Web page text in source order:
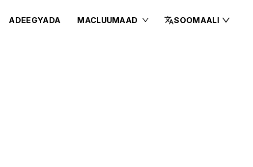
ADEEGYADA MACLUUMAAD SOOMAALI